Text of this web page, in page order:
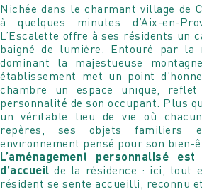
Nichée dans le charmant village de
à quelques minutes d’Aix-en-
L’Escalette offre à ses résidents un
baigné de lumière. Entouré par la
dominant la majestueuse
établissement met un point
chambre un espace unique,
personnalité de son occupant. Plus
un véritable lieu de vie où
repères, ses objets familiers
environnement pensé pour son bien-
L’aménagement personnalisé
d’accueil de la résidence : ici, tout
résident se sente accueilli, reconnu